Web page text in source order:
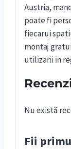
Austria,
poate fi
fiecarui
montaj
utilizarii in
Nu există
Fii